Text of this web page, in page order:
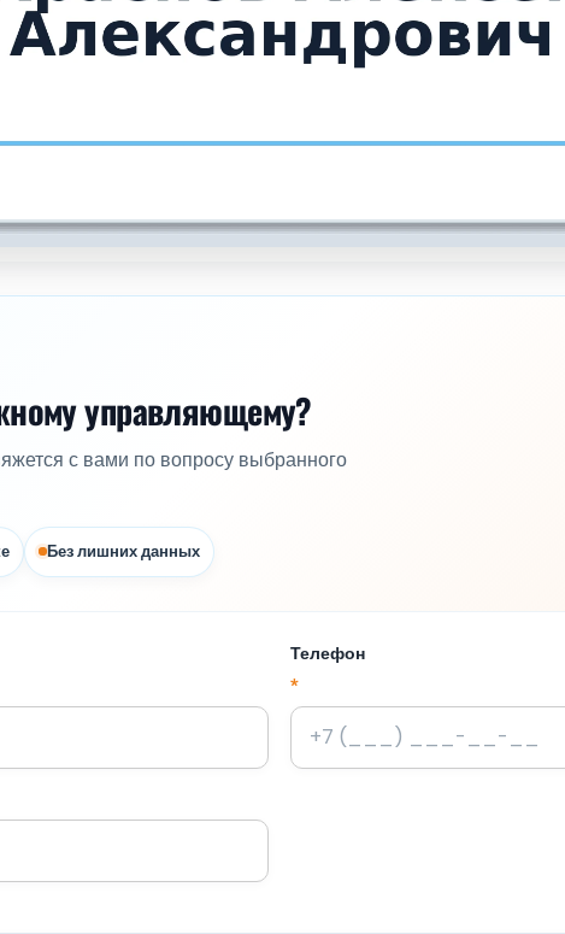
управляющему?
с вами по вопросу выбранного
Без лишних данных
Телефон
*